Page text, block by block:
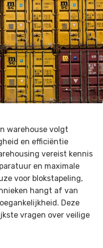
warehouse volgt
en efficiëntie
vereist kennis
en maximale
voor blokstapeling,
hangt af van
Deze
vragen over veilige